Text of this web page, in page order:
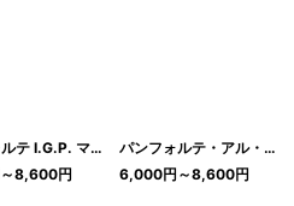
パンフォルテ I.G.P. マルゲリータ シエナ発祥 イタリア伝統菓子 パンフォルテの代表格 直輸入 Antichi Dolci di Siena イタリア
～8,600円
パンフォルテ・アル・チョコラート シエナ発祥 イタリア伝統菓子 チョコレート 直輸入 Antichi Dolci di Siena イタリア
6,000円 ～8,600円